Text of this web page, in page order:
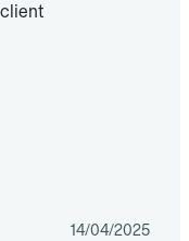
14/04/2025